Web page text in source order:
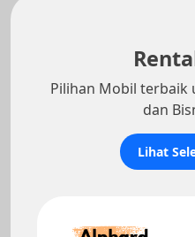
Pilihan Mobil
dan
Lihat